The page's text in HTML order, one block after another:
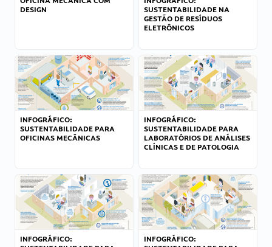
DESIGN
SUSTENTABILIDADE NA
GESTÃO DE RESÍDUOS
ELETRÔNICOS
INFOGRÁFICO:
SUSTENTABILIDADE PARA
OFICINAS MECÂNICAS
INFOGRÁFICO:
SUSTENTABILIDADE PARA
LABORATÓRIOS DE ANÁLISES
CLÍNICAS E DE PATOLOGIA
INFOGRÁFICO:
INFOGRÁFICO: